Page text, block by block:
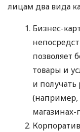
лицам два вида
Бизнес-
позволяет
товары и
и получать
(например,
магазинах-